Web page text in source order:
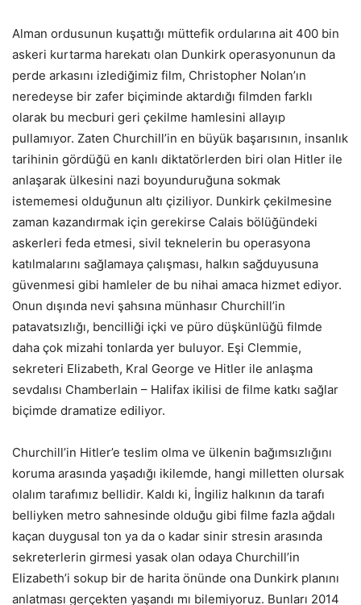
Alman ordusunun kuşattığı müttefik ordularına ait 400 bin
askeri kurtarma harekatı olan Dunkirk operasyonunun da
perde arkasını izlediğimiz film, Christopher Nolan’ın
neredeyse bir zafer biçiminde aktardığı filmden farklı
olarak bu mecburi geri çekilme hamlesini allayıp
pullamıyor. Zaten Churchill’in en büyük başarısının, insanlık
tarihinin gördüğü en kanlı diktatörlerden biri olan Hitler ile
anlaşarak ülkesini nazi boyunduruğuna sokmak
istememesi olduğunun altı çiziliyor. Dunkirk çekilmesine
zaman kazandırmak için gerekirse Calais bölüğündeki
askerleri feda etmesi, sivil teknelerin bu operasyona
katılmalarını sağlamaya çalışması, halkın sağduyusuna
güvenmesi gibi hamleler de bu nihai amaca hizmet ediyor.
Onun dışında nevi şahsına münhasır Churchill’in
patavatsızlığı, bencilliği içki ve püro düşkünlüğü filmde
daha çok mizahi tonlarda yer buluyor. Eşi Clemmie,
sekreteri Elizabeth, Kral George ve Hitler ile anlaşma
sevdalısı Chamberlain – Halifax ikilisi de filme katkı sağlar
biçimde dramatize ediliyor.
Churchill’in Hitler’e teslim olma ve ülkenin bağımsızlığını
koruma arasında yaşadığı ikilemde, hangi milletten olursak
olalım tarafımız bellidir. Kaldı ki, İngiliz halkının da tarafı
belliyken metro sahnesinde olduğu gibi filme fazla ağdalı
kaçan duygusal ton ya da o kadar sinir stresin arasında
sekreterlerin girmesi yasak olan odaya Churchill’in
Elizabeth’i sokup bir de harita önünde ona Dunkirk planını
anlatması gerçekten yaşandı mı bilemiyoruz. Bunları 2014